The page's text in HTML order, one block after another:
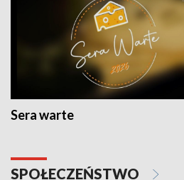
Sera warte
SPOŁECZEŃSTWO